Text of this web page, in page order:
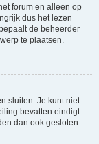
forum en alleen op
dus het lezen
de beheerder
te plaatsen.
sluiten. Je kunt niet
bevatten eindigt
dan ook gesloten